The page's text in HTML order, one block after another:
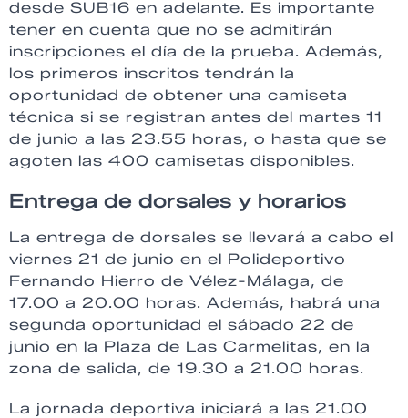
desde SUB16 en adelante. Es importante
tener en cuenta que no se admitirán
inscripciones el día de la prueba. Además,
los primeros inscritos tendrán la
oportunidad de obtener una camiseta
técnica si se registran antes del martes 11
de junio a las 23.55 horas, o hasta que se
agoten las 400 camisetas disponibles.
Entrega de dorsales y horarios
La entrega de dorsales se llevará a cabo el
viernes 21 de junio en el Polideportivo
Fernando Hierro de Vélez-Málaga, de
17.00 a 20.00 horas. Además, habrá una
segunda oportunidad el sábado 22 de
junio en la Plaza de Las Carmelitas, en la
zona de salida, de 19.30 a 21.00 horas.
La jornada deportiva iniciará a las 21.00